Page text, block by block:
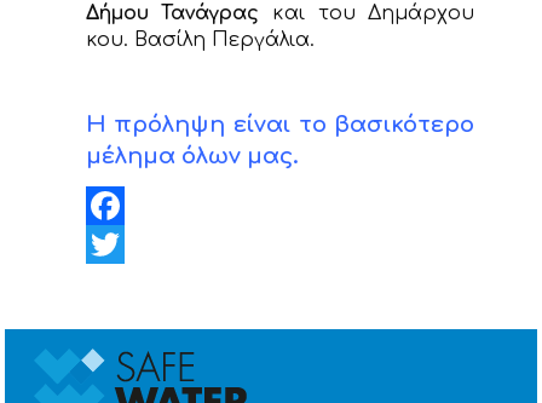
Δήμου Τανάγρας και του Δημάρχου
κου. Βασίλη Περγάλια.
Η πρόληψη είναι το βασικότερο
μέλημα όλων μας.
Facebook